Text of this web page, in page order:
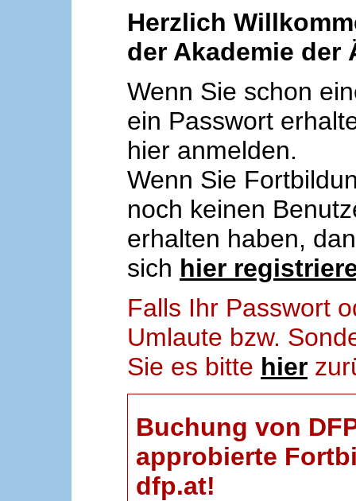
Herzlich
der Akademie der
Wenn Sie schon
ein Passwort
hier anmelden.
Wenn Sie
noch keinen
erhalten haben,
sich hier
Falls Ihr Passwort
Umlaute bzw.
Sie es bitte hier
Buchung von
approbierte
dfp.at!